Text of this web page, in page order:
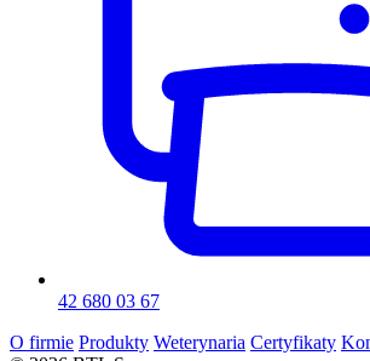
42 680 03 67
O firmie Produkty Weterynaria Certyfikaty